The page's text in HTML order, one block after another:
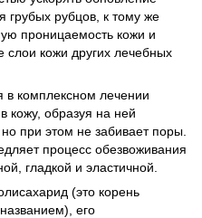
грубых рубцов, к тому же
проницаемость кожи и
слои кожи других лечебных
в комплексном лечении
кожу, образуя на ней
при этом не забивает поры.
процесс обезвоживания
гладкой и эластичной.
(это корень
его